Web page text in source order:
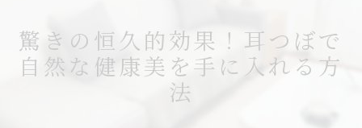
驚きの恒久的効果！耳つぼで
自然な健康美を手に入れる方
法